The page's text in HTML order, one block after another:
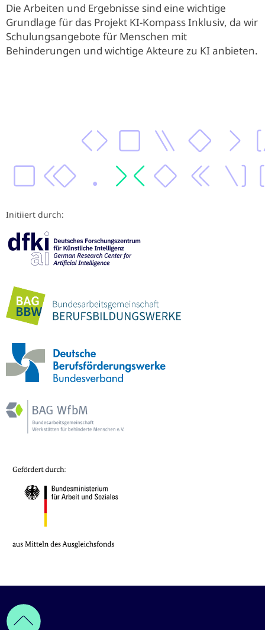
Die Arbeiten und Ergebnisse sind eine wichtige
Grundlage für das Projekt KI-Kompass Inklusiv, da wir
Schulungsangebote für Menschen mit
Behinderungen und wichtige Akteure zu KI anbieten.
Initiiert durch: